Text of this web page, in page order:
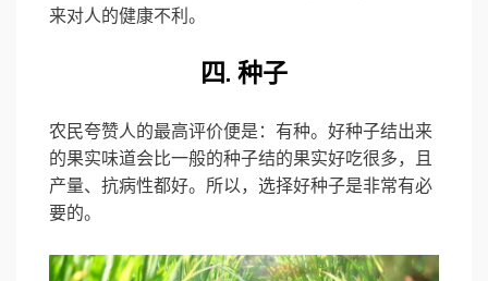
来对人的健康不利。
四. 种子
农民夸赞人的最高评价便是：有种。好种子结出来
的果实味道会比一般的种子结的果实好吃很多，且
产量、抗病性都好。所以，选择好种子是非常有必
要的。